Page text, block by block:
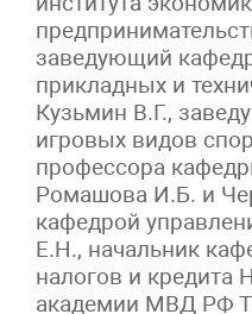
заведующий
прикладных и
Кузьмин В.Г.,
игровых видов
профессора
Ромашова И.Б. и
кафедрой
Е.Н., начальник
налогов и кредита
академии МВД РФ